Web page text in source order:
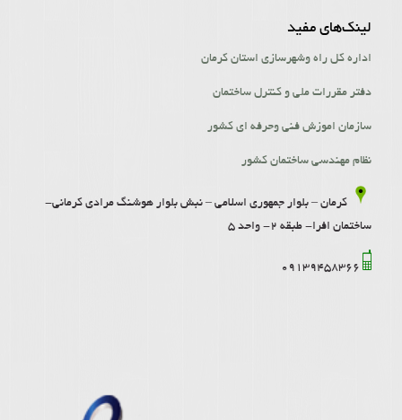
لینک‌‌های مفید
اداره کل راه وشهرسازی استان کرمان
دفتر مقررات ملی و کنترل ساختمان
سازمان اموزش فنی وحرفه ای کشور
نظام مهندسی ساختمان کشور
کرمان – بلوار جمهوری اسلامی – نبش بلوار هوشنگ مرادی کرمانی-
ساختمان افرا- طبقه 2- واحد 5
09139458366